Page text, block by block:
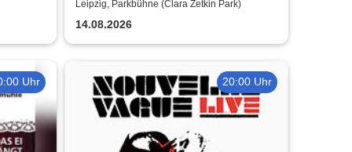
TOUR 2026
Leipzig, Parkbühne (Clara Zetkin Park)
14.08.2026
Uhr 20:00 Uhr